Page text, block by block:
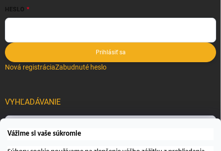
Vážime si vaše súkromie
HESLO
Prihlásiť sa
Nová registráciaZabudnuté heslo
VYHĽADÁVANIE